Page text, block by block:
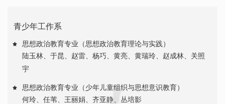
青少年工作系
思想政治教育专业（思想政治教育理论与实践）
陆玉林 、于昆 赵雷 、杨巧 、黄亮 、黄瑞玲 赵成林
关照
宇
思想政治教育专业（少年儿童组织与思想意识教育）
何玲 、任苇 王丽娟 、齐亚静 、丛培影